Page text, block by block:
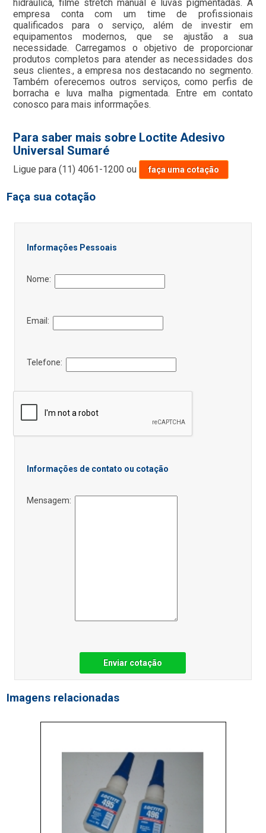
hidraulica, filme stretch manual e luvas pigmentadas. A
empresa conta com um time de profissionais
qualificados para o serviço, além de investir em
equipamentos modernos, que se ajustão a sua
necessidade. Carregamos o objetivo de proporcionar
produtos completos para atender as necessidades dos
seus clientes., a empresa nos destacando no segmento.
Também oferecemos outros serviços, como perfis de
borracha e luva malha pigmentada. Entre em contato
conosco para mais inforrmações.
Para saber mais sobre Loctite Adesivo
Universal Sumaré
Ligue para(11) 4061-1200 ou faça uma cotação
Faça sua cotação
Informações Pessoais
Nome:
Email:
Telefone:
Informações de contato ou cotação
Mensagem:
Enviar cotação
Imagens relacionadas